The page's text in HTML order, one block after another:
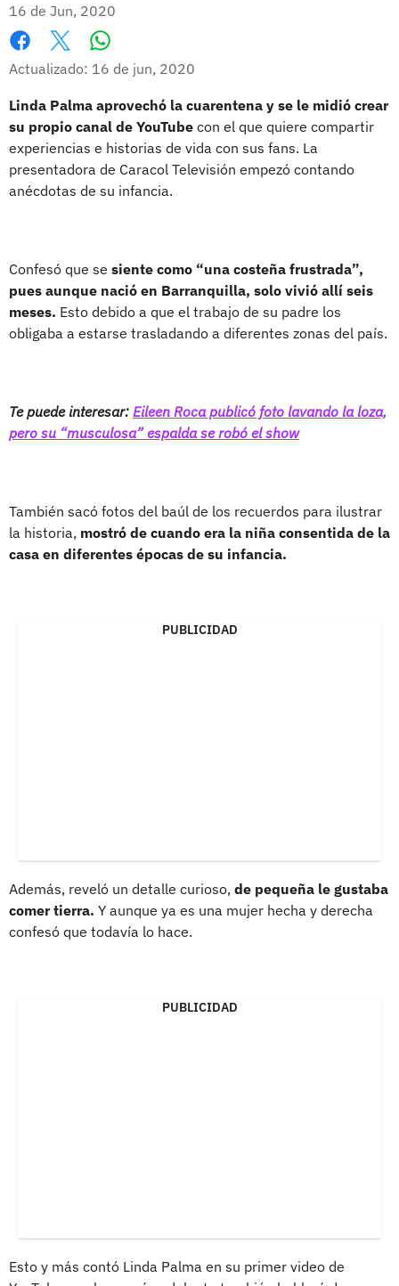
16 de Jun, 2020
Facebook
X
Actualizado: 16 de jun, 2020
Linda Palma aprovechó la cuarentena y se le midió crear
su propio canal de YouTube con el que quiere compartir
experiencias e historias de vida con sus fans. La
presentadora de Caracol Televisión empezó contando
anécdotas de su infancia.
Confesó que se siente como “una costeña frustrada”,
pues aunque nació en Barranquilla, solo vivió allí seis
meses. Esto debido a que el trabajo de su padre los
obligaba a estarse trasladando a diferentes zonas del país.
Te puede interesar: Eileen Roca publicó foto lavando la loza,
pero su “musculosa” espalda se robó el show
También sacó fotos del baúl de los recuerdos para ilustrar
la historia, mostró de cuando era la niña consentida de la
casa en diferentes épocas de su infancia.
PUBLICIDAD
Además, reveló un detalle curioso, de pequeña le gustaba
comer tierra. Y aunque ya es una mujer hecha y derecha
confesó que todavía lo hace.
PUBLICIDAD
Esto y más contó Linda Palma en su primer video de